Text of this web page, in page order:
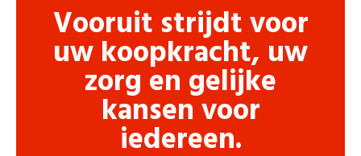
Vooruit strijdt voor
uw koopkracht, uw
zorg en gelijke
kansen voor
iedereen.